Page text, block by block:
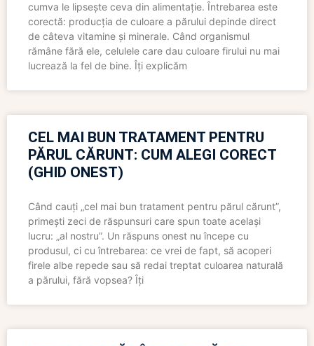
cumva le lipsește ceva din alimentație. Întrebarea este
corectă: producția de culoare a părului depinde direct
de câteva vitamine și minerale. Când organismul
rămâne fără ele, celulele care dau culoare firului nu mai
lucrează la fel de bine. Îți explicăm
CEL MAI BUN TRATAMENT PENTRU
PĂRUL CĂRUNT: CUM ALEGI CORECT
(GHID ONEST)
Când cauți „cel mai bun tratament pentru părul cărunt”,
primești zeci de răspunsuri care spun toate același
lucru: „al nostru”. Un răspuns onest nu începe cu
produsul, ci cu întrebarea: ce vrei de fapt, să acoperi
firele albe repede sau să redai treptat culoarea naturală
a părului, fără vopsea? Îți